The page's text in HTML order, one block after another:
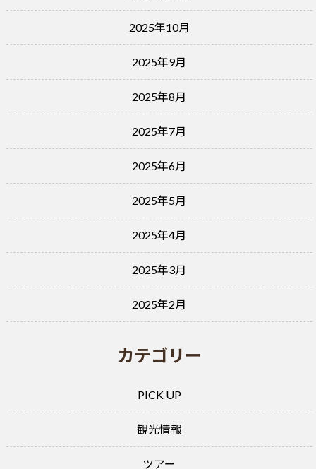
2025年10月
2025年9月
2025年8月
2025年7月
2025年6月
2025年5月
2025年4月
2025年3月
2025年2月
カテゴリー
PICK UP
観光情報
ツアー